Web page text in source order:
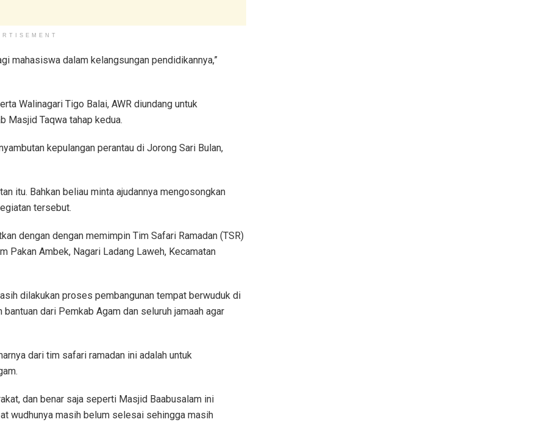
mahasiswa dalam kelangsungan pendidikannya,”
Walinagari Tigo Balai, AWR diundang untuk
Masjid Taqwa tahap kedua.
kepulangan perantau di Jorong Sari Bulan,
itu. Bahkan beliau minta ajudannya mengosongkan
tersebut.
dengan dengan memimpin Tim Safari Ramadan (TSR)
Pakan Ambek, Nagari Ladang Laweh, Kecamatan
dilakukan proses pembangunan tempat berwuduk di
dari Pemkab Agam dan seluruh jamaah agar
dari tim safari ramadan ini adalah untuk
dan benar saja seperti Masjid Baabusalam ini
wudhunya masih belum selesai sehingga masih